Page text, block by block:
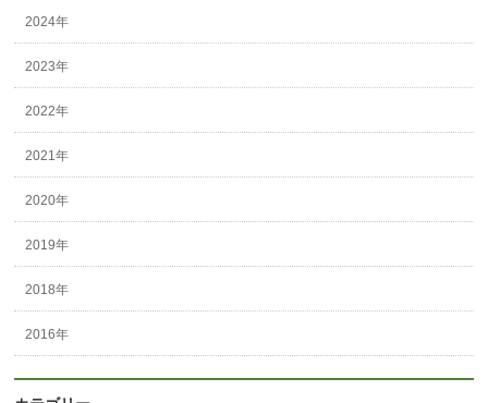
2024年
2023年
2022年
2021年
2020年
2019年
2018年
2016年